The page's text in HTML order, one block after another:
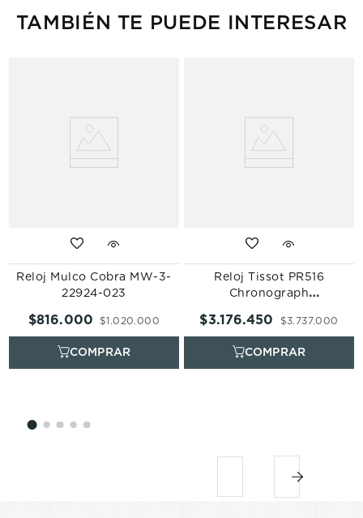
TAMBIÉN TE PUEDE INTERESAR
Reloj Mulco Cobra MW-3-
22924-023
$1 .020.000
$816.000
Reloj Tissot PR516
Chronograph
$3.737.000
$3.176.450